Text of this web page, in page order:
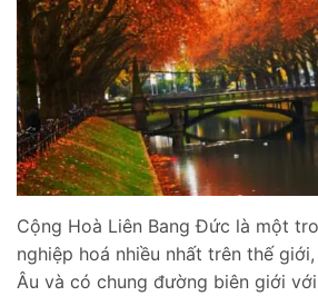
Cộng Hoà Liên Bang Đức là một
nghiệp hoá nhiều nhất trên thế
Âu và có chung đường biên giới